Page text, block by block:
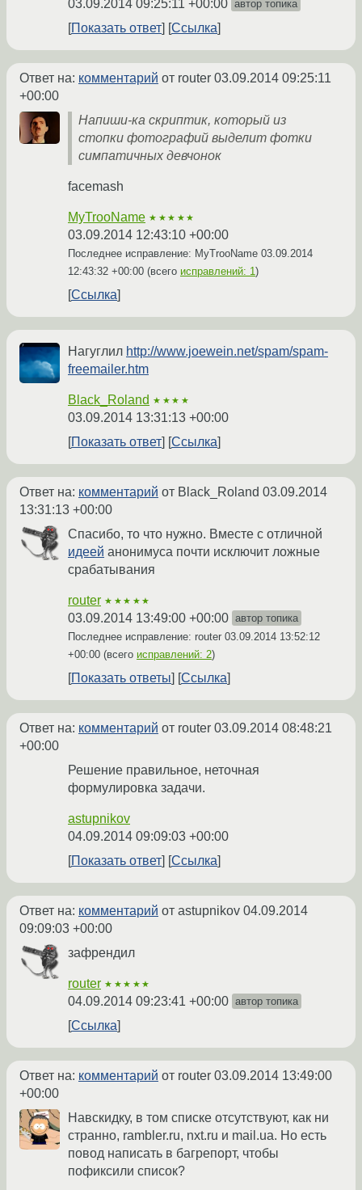
03.09.2014 09:25:11 +00:00 автор топика
Показать ответ Ссылка
Ответ на: комментарий от router 03.09.2014 09:25:11
+00:00
Напиши-ка скриптик, который из
стопки фотографий выделит фотки
симпатичных девчонок
facemash
MyTrooName ★★★★★
03.09.2014 12:43:10 +00:00
Последнее исправление: MyTrooName 03.09.2014
12:43:32 +00:00 (всего исправлений: 1)
Ссылка
Нагуглил http://www.joewein.net/spam/spam-
freemailer.htm
Black_Roland ★★★★
03.09.2014 13:31:13 +00:00
Показать ответ
Ссылка
Ответ на: комментарий от Black_Roland 03.09.2014
13:31:13 +00:00
Спасибо, то что нужно. Вместе с отличной
идеей анонимуса почти исключит ложные
срабатывания
router ★★★★★
03.09.2014 13:49:00 +00:00 автор топика
Последнее исправление: router 03.09.2014 13:52:12
+00:00 (всего исправлений: 2)
Показать ответы Ссылка
Ответ на: комментарий от router 03.09.2014 08:48:21
+00:00
Решение правильное, неточная
формулировка задачи.
astupnikov
04.09.2014 09:09:03 +00:00
Показать ответ
Ссылка
Ответ на: комментарий от astupnikov 04.09.2014
09:09:03 +00:00
зафрендил
router ★★★★★
04.09.2014 09:23:41 +00:00 автор топика
Ссылка
Ответ на: комментарий от router 03.09.2014 13:49:00
+00:00
Навскидку, в том списке отсутствуют, как ни
странно, rambler.ru, nxt.ru и mail.ua. Но есть
повод написать в багрепорт, чтобы
пофиксили список?